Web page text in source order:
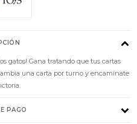
gatos! Gana tratando que tus cartas
una carta por turno y encamínate
PAGO